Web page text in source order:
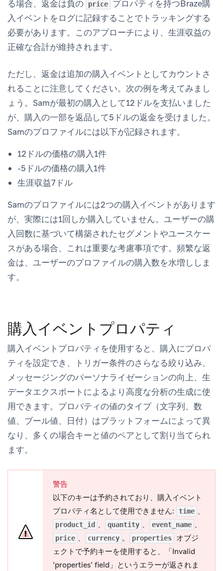
る場合、返金は負の price
プロパティを持つBraze購
入イベントをログに記録することでトラッキングする
必要があります。このアプローチにより、生涯収益の
正確な合計が維持されます。
ただし、返金は追加の購入イベントとしてカウントさ
れることに注意してください。次の例を考えてみまし
ょう。Samが最初の購入として12ドルを支払いました
が、購入の一部を返品して5ドルの返金を受けました。
Samのプロファイルには以下が記録されます。
12ドルの価格の購入1件
-5ドルの価格の購入1件
生涯収益7ドル
Samのプロファイルには2つの購入イベントがあります
が、実際には1回しか購入していません。ユーザーの購
入回数に基づいて構築されたセグメントやユースケー
スがある場合、これは重要な考慮事項です。頻繁な返
金は、ユーザーのプロファイルの購入数を水増ししま
す。
購入イベントプロパティ
購入イベントプロパティを使用すると、購入にプロパ
ティを設定でき、トリガー条件のさらなる絞り込み、
メッセージングのパーソナライゼーションの向上、生
データエクスポートによるより高度な分析の生成に使
用できます。プロパティの値のタイプ（文字列、数
値、ブール値、日付）はプラットフォームによって異
なり、多くの場合キーと値のペアとして割り当てられ
ます。
警告
以下のキーは予約されており、購入イベント
プロパティ名として使用できません:
time 、
product_id 、 quantity 、 event_name 、
price 、 currency 。 properties
オブジ
ェクトで予約キーを使用すると、「Invalid
‘properties’ field」というエラーが返されま